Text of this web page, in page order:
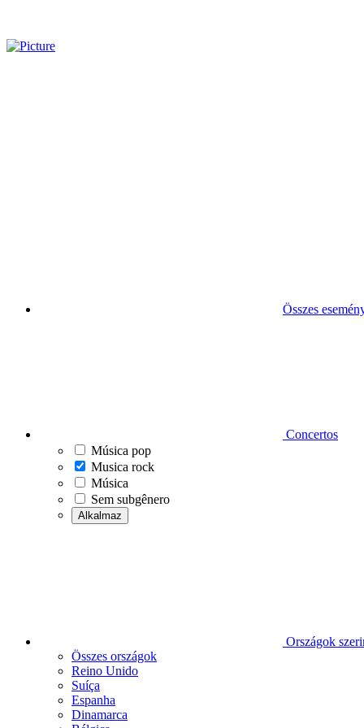
Összes
Concertos
Música pop
Musica rock
Música
Sem subgênero
Alkalmaz
Országok
Összes országok
Reino Unido
Suíça
Espanha
Dinamarca